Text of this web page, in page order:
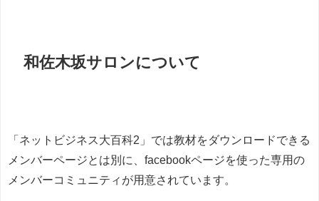
和佐木坂サロンについて
「ネットビジネス大百科2」では教材をダウンロードできる
メンバーページとは別に、facebookページを使った専用の
メンバーコミュニティが用意されています。